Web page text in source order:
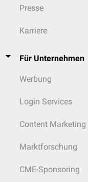
Presse
Karriere
Für Unternehmen
Werbung
Login Services
Content Marketing
Marktforschung
CME-Sponsoring